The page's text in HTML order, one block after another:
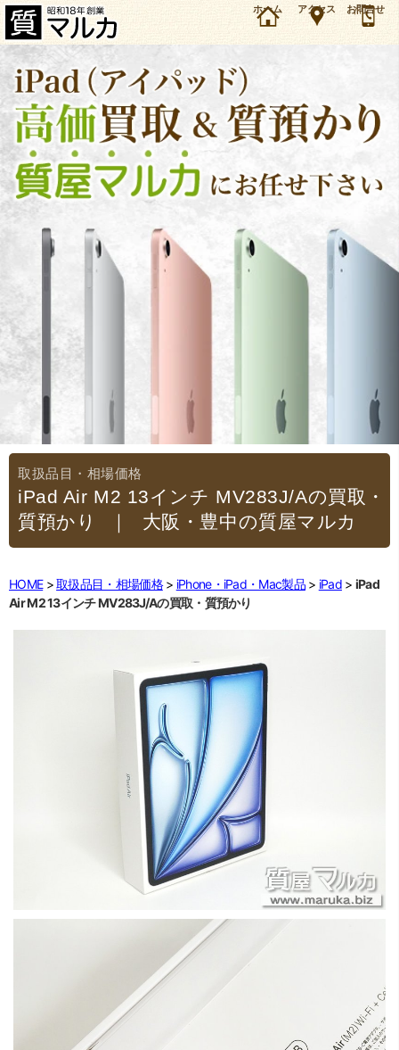
兵庫・伊丹市のお客様よりiPad Air M2 13インチ MV283J/Aを7万7000円で質預かりしまし
た。アップル iPad（アイパッド）の買取＆質預かり・質入れは大阪・豊中の質屋マルカにお任
せ下さい。（2025年8月時点の価格です）
ホーム アクセス お問合せ
iPad Air M2 13インチ MV283J/Aの買取・
質預かり
｜大阪・豊中の質屋マルカ
HOME 取扱品目・相場価格 iPhone・iPad・Mac製品 iPad
iPad
Air M2 13インチ MV283J/Aの買取・質預かり